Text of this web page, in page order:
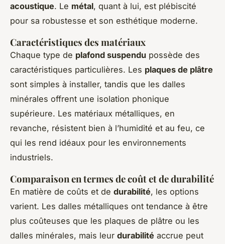
acoustique. Le métal, quant à lui, est plébiscité
pour sa robustesse et son esthétique moderne.
Caractéristiques des matériaux
Chaque type de plafond suspendu possède des
caractéristiques particulières. Les plaques de plâtre
sont simples à installer, tandis que les dalles
minérales offrent une isolation phonique
supérieure. Les matériaux métalliques, en
revanche, résistent bien à l’humidité et au feu, ce
qui les rend idéaux pour les environnements
industriels.
Comparaison en termes de coût et de durabilité
En matière de coûts et de durabilité, les options
varient. Les dalles métalliques ont tendance à être
plus coûteuses que les plaques de plâtre ou les
dalles minérales, mais leur durabilité accrue peut